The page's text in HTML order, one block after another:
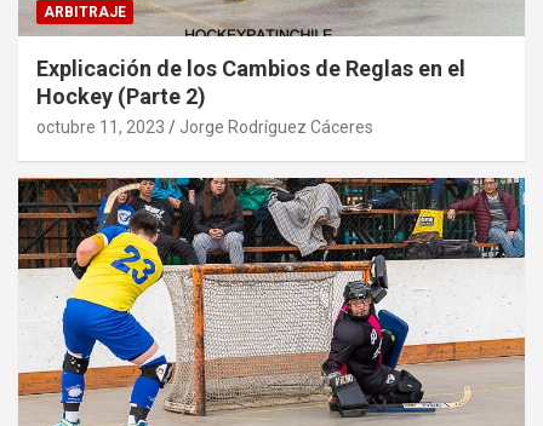
ARBITRAJE
Explicación de los Cambios de Reglas en el
Hockey (Parte 2)
octubre 11, 2023 Jorge Rodríguez Cáceres